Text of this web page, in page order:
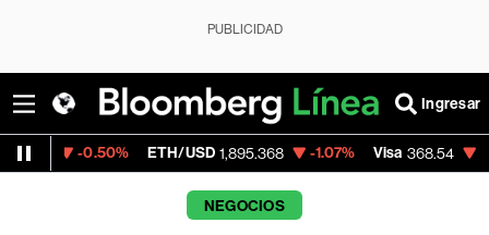
PUBLICIDAD
Ingresar
ETH/USD 1,895.368 -1.07% Visa 368.54 -0.28%
NEGOCIOS